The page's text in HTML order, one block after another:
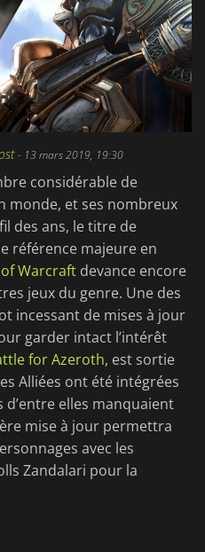
- 13 mars 2019, 19:30
considérable de
monde, et ses nombreux
des ans, le titre de
référence majeure en
Warcraft devance encore
jeux du genre. Une des
incessant de mises à jour
garder intact l’intérêt
for Azeroth, est sortie
Alliées ont été intégrées
elles manquaient
mise à jour permettra
avec les
Zandalari pour la